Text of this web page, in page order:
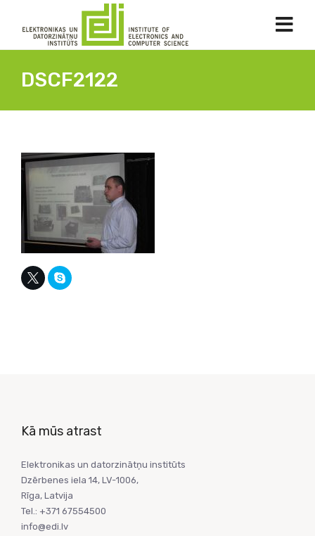
DSCF2122
Kā mūs atrast
Elektronikas un datorzinātņu institūts
Dzērbenes iela 14, LV-1006,
Rīga, Latvija
Tel.: +371 67554500
info@edi.lv